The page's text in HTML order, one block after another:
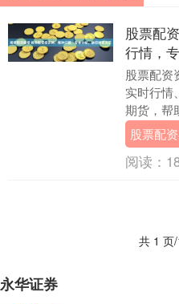
股票配
行情，
股票配资
实时行情
期货，帮
大收益：
投资....
股票配
阅读：
共 1 页
永华证券